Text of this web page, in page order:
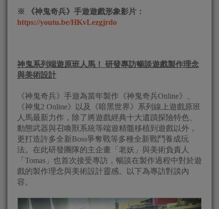
※ 《神鬼奇兵》手遊遊戲形象影片：
https://youtu.be/HKvLezgjrdo
神鬼系列端遊原班人馬！ 研發專訪暢談遊戲製作理念
與美術設計
《神鬼奇兵》手遊為當年製作《神鬼奇兵Online》、
《神鬼2 Online》以及《暗黑世界》系列線上遊戲原班
人馬最新力作，除了將遊戲經典十大遺蹟探險特色、
動態武器與召喚獸系統等端遊精髓移植到遊戲以外，
更打造許多全新Boss爭奪戰等多種全新戰鬥養成玩
法。在此研發團隊的主企畫「老妖」與美術負責人
「Tomas」也首次接受專訪，暢談在製作過程中對於遊
戲的製作理念與美術設計靈感。以下為專訪對談內
容。